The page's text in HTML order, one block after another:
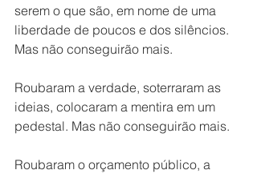
serem o que são, em nome de uma
liberdade de poucos e dos silêncios.
Mas não conseguirão mais.
Roubaram a verdade, soterraram as
ideias, colocaram a mentira em um
pedestal. Mas não conseguirão mais.
Roubaram o orçamento público, a